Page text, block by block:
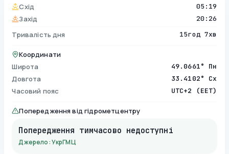
Схід
05:19
Захід 20:26
Тривалість дня 15год 7хв
Координати
Широта
49.0661° Пн
Довгота 33.4102° Сх
Часовий пояс UTC+2 (EET)
Попередження від гідрометцентру
Попередження тимчасово недоступні
Джерело: УкрГМЦ